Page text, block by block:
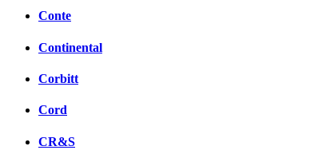
Conte
Continental
Corbitt
Cord
CR&S